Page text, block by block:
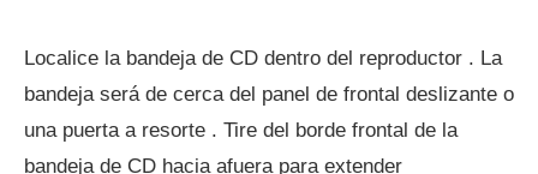
Localice la bandeja de CD dentro del reproductor . La
bandeja será de cerca del panel de frontal deslizante o
una puerta a resorte . Tire del borde frontal de la
bandeja de CD hacia afuera para extender